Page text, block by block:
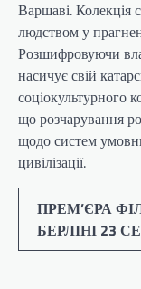
Варшаві. Колекція
людством у
Розшифровуючи
насичує свій
соціокультурного
що розчарування
щодо систем
цивілізації.
ПРЕМ’ЄРА
БЕРЛІНІ 23